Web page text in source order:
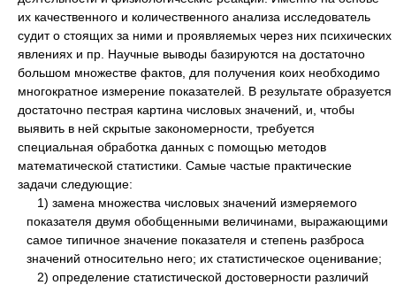
их качественного и количественного анализа исследователь
судит о стоящих за ними и проявляемых через них психических
явлениях и пр. Научные выводы базируются на достаточно
большом множестве фактов, для получения коих необходимо
многократное измерение показателей. В результате образуется
достаточно пестрая картина числовых значений, и, чтобы
выявить в ней скрытые закономерности, требуется
специальная обработка данных с помощью методов
математической статистики. Самые частые практические
задачи следующие:
1) замена множества числовых значений измеряемого
показателя двумя обобщенными величинами, выражающими
самое типичное значение показателя и степень разброса
значений относительно него; их статистическое оценивание;
2) определение статистической достоверности различий